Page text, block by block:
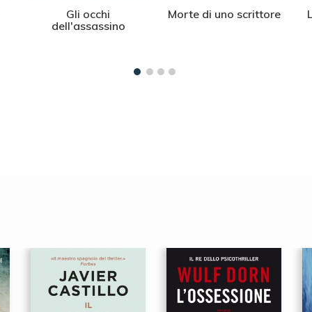
Gli occhi
dell'assassino
Morte di uno scrittore